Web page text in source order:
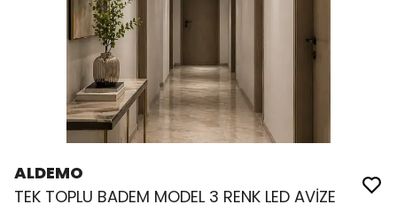
ALDEMO
TEK TOPLU BADEM MODEL 3 RENK LED AVİZE